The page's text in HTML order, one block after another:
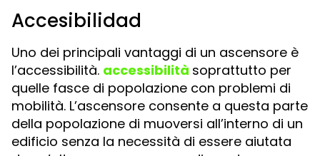
Accesibilidad
Uno dei principali vantaggi di un ascensore è
l’accessibilità. accessibilità soprattutto per
quelle fasce di popolazione con problemi di
mobilità. L’ascensore consente a questa parte
della popolazione di muoversi all’interno di un
edificio senza la necessità di essere aiutata